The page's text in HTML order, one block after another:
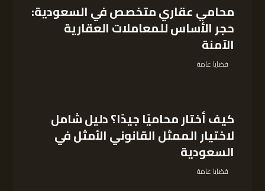
محامي عقاري متخصص في السعودية:
حجر الأساس للمعاملات العقارية
الآمنة
قضايا عامة
كيف أختار محاميًا جيدًا؟ دليل شامل
لاختيار الممثل القانوني الأمثل في
السعودية
قضايا عامة